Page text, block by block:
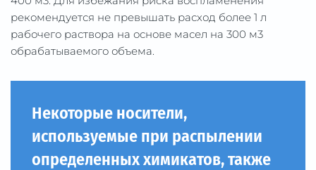
рекомендуется не превышать расход более 1 л
рабочего раствора на основе масел на 300 м3
обрабатываемого объема.
Некоторые носители,
используемые при распылении
определенных химикатов, также